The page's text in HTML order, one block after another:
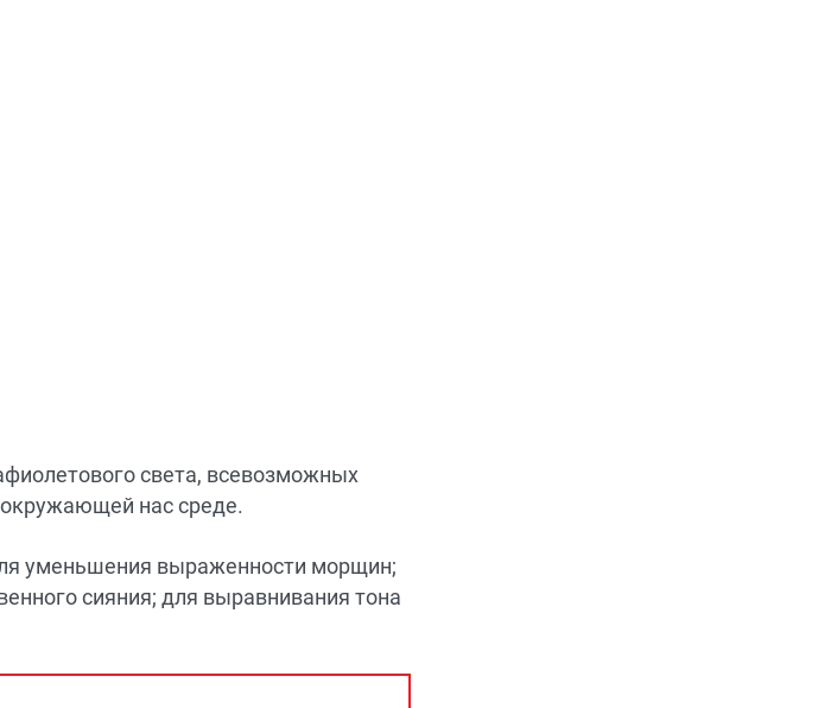
света, всевозможных
нас среде.
уменьшения выраженности морщин;
сияния; для выравнивания тона